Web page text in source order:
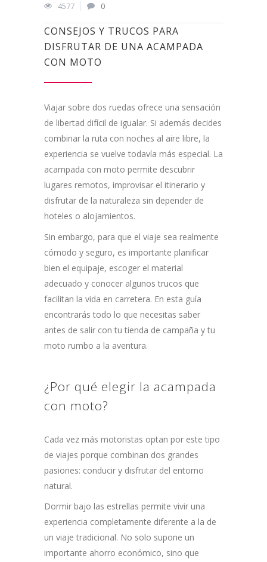
4577
0
CONSEJOS Y TRUCOS PARA
DISFRUTAR DE UNA ACAMPADA
CON MOTO
Viajar sobre dos ruedas ofrece una sensación
de libertad difícil de igualar. Si además decides
combinar la ruta con noches al aire libre, la
experiencia se vuelve todavía más especial. La
acampada con moto permite descubrir
lugares remotos, improvisar el itinerario y
disfrutar de la naturaleza sin depender de
hoteles o alojamientos.
Sin embargo, para que el viaje sea realmente
cómodo y seguro, es importante planificar
bien el equipaje, escoger el material
adecuado y conocer algunos trucos que
facilitan la vida en carretera. En esta guía
encontrarás todo lo que necesitas saber
antes de salir con tu tienda de campaña y tu
moto rumbo a la aventura.
¿Por qué elegir la acampada
con moto?
Cada vez más motoristas optan por este tipo
de viajes porque combinan dos grandes
pasiones: conducir y disfrutar del entorno
natural.
Dormir bajo las estrellas permite vivir una
experiencia completamente diferente a la de
un viaje tradicional. No solo supone un
importante ahorro económico, sino que